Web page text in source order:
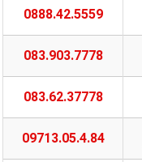
0888.42.5559
083.903.7778
083.62.37778
09713.05.4.84